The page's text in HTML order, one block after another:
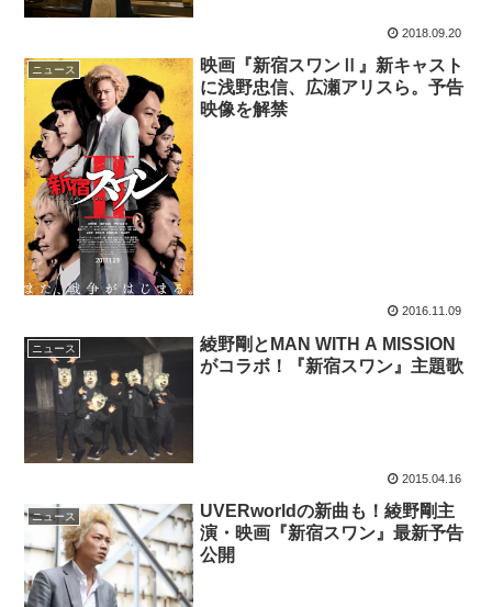
2018.09.20
ニュース
映画『新宿スワンⅡ』新キャスト
に浅野忠信、広瀬アリスら。予告
映像を解禁
2016.11.09
ニュース
綾野剛とMAN WITH A MISSION
がコラボ！『新宿スワン』主題歌
2015.04.16
ニュース
UVERworldの新曲も！綾野剛主
演・映画『新宿スワン』最新予告
公開